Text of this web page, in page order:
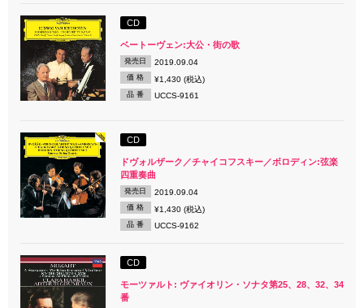
CD
ベートーヴェン:大公・街の歌
発売日 2019.09.04
価 格 ¥1,430 (税込)
品 番 UCCS-9161
CD
ドヴォルザーク／チャイコフスキー／ボロディン:弦楽
四重奏曲
発売日 2019.09.04
価 格 ¥1,430 (税込)
品 番 UCCS-9162
CD
モーツァルト: ヴァイオリン・ソナタ第25、28、32、34
番